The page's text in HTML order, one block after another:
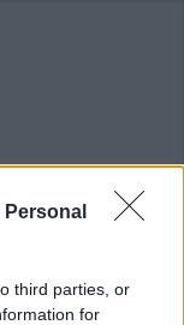
third parties, or
for